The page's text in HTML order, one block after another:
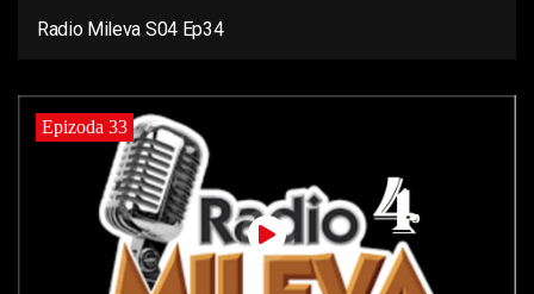
Radio Mileva S04 Ep34
Epizoda 33